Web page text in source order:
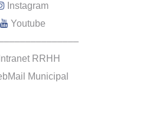
Instagram
Youtube
Intranet RRHH
Municipal